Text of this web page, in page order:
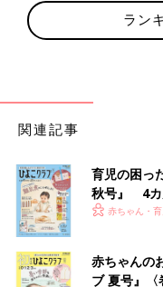
EMI Tigerさんは、コン
購入。こちらはお気に入
ですよね。ZARAではほ
んあるそうですよ。コ
グレンチェックの
むらでゲット！
ラン
関連記事
育児の困っ
秋号』 4カ
いっぱい！
赤ちゃん・
赤ちゃんの
ブ 夏号』